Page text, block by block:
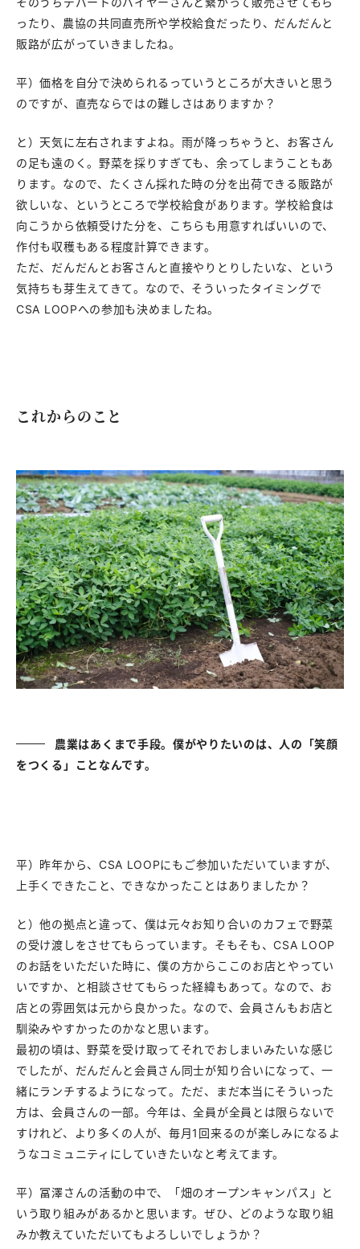
ったり、農協の共同直売所や学校給食だったり、だんだんと
販路が広がっていきましたね。
平）価格を自分で決められるっていうところが大きいと思う
のですが、直売ならではの難しさはありますか？
と）天気に左右されますよね。雨が降っちゃうと、お客さん
の足も遠のく。野菜を採りすぎても、余ってしまうこともあ
ります。なので、たくさん採れた時の分を出荷できる販路が
欲しいな、というところで学校給食があります。学校給食は
向こうから依頼受けた分を、こちらも用意すればいいので、
作付も収穫もある程度計算できます。
ただ、だんだんとお客さんと直接やりとりしたいな、という
気持ちも芽生えてきて。なので、そういったタイミングで
CSA LOOPへの参加も決めましたね。
これからのこと
農業はあくまで手段。僕がやりたいのは、人の「笑顔
をつくる」ことなんです。
平）昨年から、CSA LOOPにもご参加いただいていますが、
上手くできたこと、できなかったことはありましたか？
と）他の拠点と違って、僕は元々お知り合いのカフェで野菜
の受け渡しをさせてもらっています。そもそも、CSA LOOP
のお話をいただいた時に、僕の方からここのお店とやってい
いですか、と相談させてもらった経緯もあって。なので、お
店との雰囲気は元から良かった。なので、会員さんもお店と
馴染みやすかったのかなと思います。
最初の頃は、野菜を受け取ってそれでおしまいみたいな感じ
でしたが、だんだんと会員さん同士が知り合いになって、一
緒にランチするようになって。ただ、まだ本当にそういった
方は、会員さんの一部。今年は、全員が全員とは限らないで
すけれど、より多くの人が、毎月1回来るのが楽しみになるよ
うなコミュニティにしていきたいなと考えてます。
平）冨澤さんの活動の中で、「畑のオープンキャンパス」と
いう取り組みがあるかと思います。ぜひ、どのような取り組
みか教えていただいてもよろしいでしょうか？